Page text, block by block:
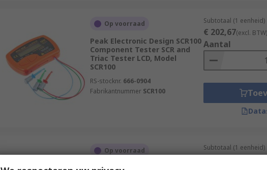
Op voorraad
Peak Electronic Design SCR100
Component Tester SCR and
Triac Tester LCD, Model
SCR100
RS-stocknr. 666-0904
Fabrikantnummer SCR100
Subtotaal (1 eenheid)
€ 202,67(excl. BTW)
Aantal
Op voorraad
ideal-tek ST-LED Component
Subtotaal (1 eenheid)